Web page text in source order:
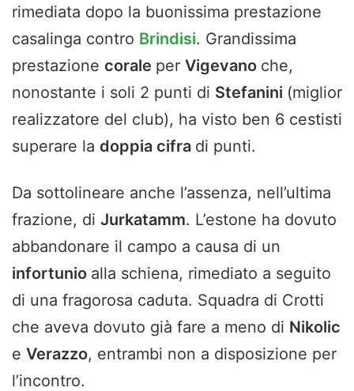
rimediata dopo la buonissima prestazione
casalinga contro Brindisi. Grandissima
prestazione corale per Vigevano che,
nonostante i soli 2 punti di Stefanini (miglior
realizzatore del club), ha visto ben 6 cestisti
superare la doppia cifra di punti.
Da sottolineare anche l’assenza, nell’ultima
frazione, di Jurkatamm. L’estone ha dovuto
abbandonare il campo a causa di un
infortunio alla schiena, rimediato a seguito
di una fragorosa caduta. Squadra di Crotti
che aveva dovuto già fare a meno di Nikolic
e Verazzo, entrambi non a disposizione per
l’incontro.